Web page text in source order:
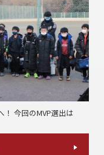
今回のMVP選出は